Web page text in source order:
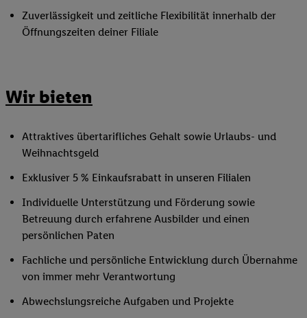
Zuverlässigkeit und zeitliche Flexibilität innerhalb der
Öffnungszeiten deiner Filiale
Wir bieten
Attraktives übertarifliches Gehalt sowie Urlaubs- und
Weihnachtsgeld
Exklusiver 5 % Einkaufsrabatt in unseren Filialen
Individuelle Unterstützung und Förderung sowie
Betreuung durch erfahrene Ausbilder und einen
persönlichen Paten
Fachliche und persönliche Entwicklung durch Übernahme
von immer mehr Verantwortung
Abwechslungsreiche Aufgaben und Projekte